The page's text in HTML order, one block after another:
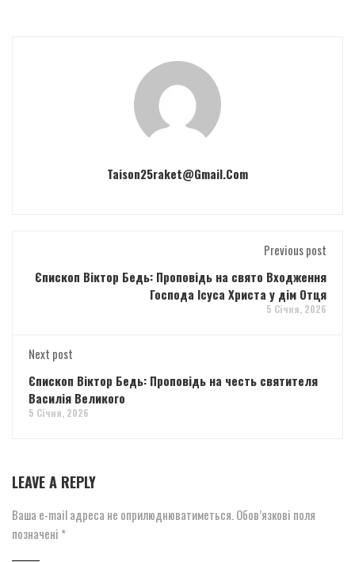
Taison25raket@gmail.com
Previous post
Єпископ Віктор Бедь: Проповідь на свято Входження
Господа Ісуса Христа у дім Отця
5 Січня, 2026
Next post
Єпископ Віктор Бедь: Проповідь на честь святителя
Василія Великого
5 Січня, 2026
LEAVE A REPLY
Ваша e-mail адреса не оприлюднюватиметься. Обов’язкові поля
позначені *